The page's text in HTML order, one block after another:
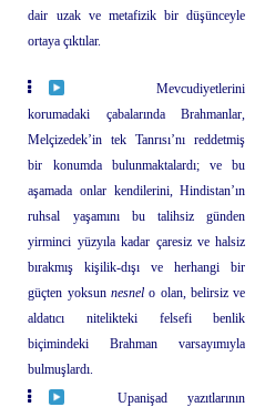
dair uzak ve metafizik bir düşünceyle
ortaya çıktılar.
Mevcudiyetlerini
korumadaki çabalarında Brahmanlar,
Melçizedek’in tek Tanrısı’nı reddetmiş
bir konumda bulunmaktalardı; ve bu
aşamada onlar kendilerini, Hindistan’ın
ruhsal yaşamını bu talihsiz günden
yirminci yüzyıla kadar çaresiz ve halsiz
bırakmış kişilik-dışı ve herhangi bir
güçten yoksunnesnel o olan, belirsiz ve
aldatıcı nitelikteki felsefi benlik
biçimindeki Brahman varsayımıyla
bulmuşlardı.
Upanişad yazıtlarının